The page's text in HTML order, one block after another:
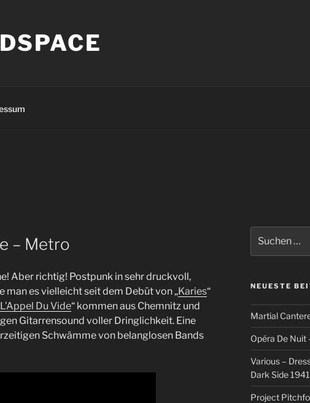
– Metro
Aber richtig! Postpunk in sehr druckvoll,
man es vielleicht seit dem Debüt von „Karies“
L’Appel Du Vide“ kommen aus Chemnitz und
Gitarrensound voller Dringlichkeit. Eine
Schwämme von belanglosen Bands
nach:
NEUESTE
Martial
Opéra De Nuit
Various –
Dark Side
Project